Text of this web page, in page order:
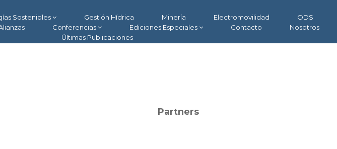
Sostenibles Gestión Hídrica Minería Electromovilidad
ODS
Conferencias Ediciones Especiales Contacto
Nosotros
Últimas Publicaciones
Partners